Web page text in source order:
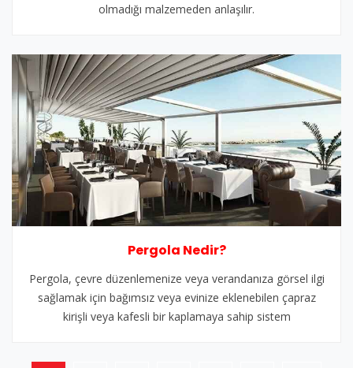
olmadığı malzemeden anlaşılır.
Pergola Nedir?
Pergola, çevre düzenlemenize veya verandanıza görsel ilgi
sağlamak için bağımsız veya evinize eklenebilen çapraz
kirişli veya kafesli bir kaplamaya sahip sistem